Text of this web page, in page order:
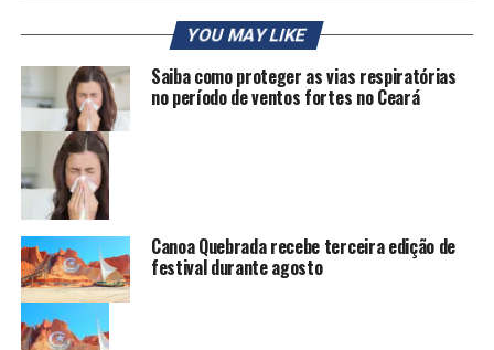
YOU MAY LIKE
Saiba como proteger as vias respiratórias
no período de ventos fortes no Ceará
Canoa Quebrada recebe terceira edição de
festival durante agosto